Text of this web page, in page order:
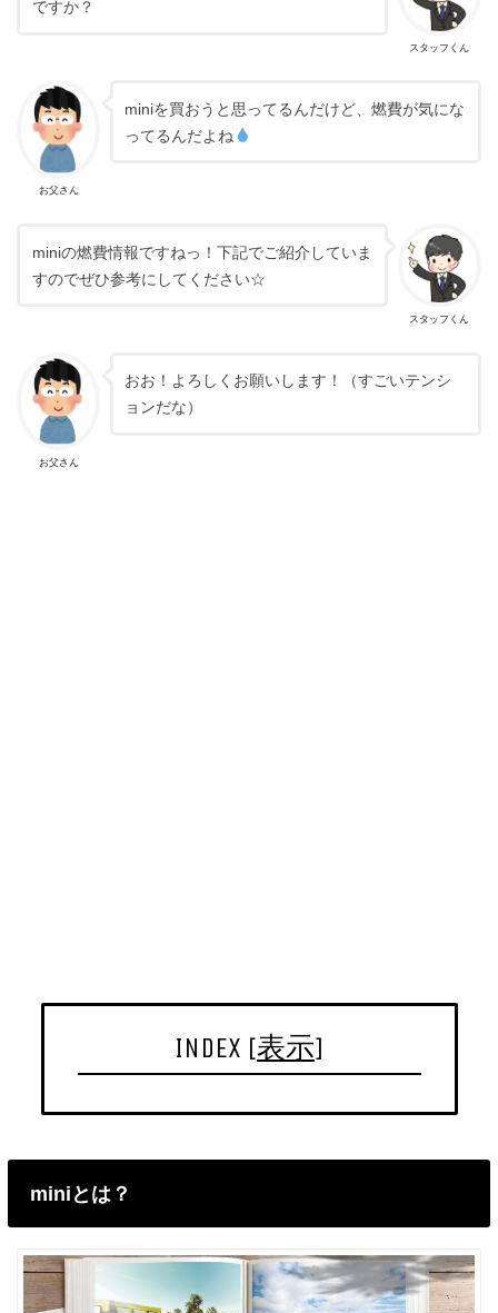
スタッフくん
ですか？
お父さん
miniを買おうと思ってるんだけど、燃費が気にな
ってるんだよね
スタッフくん
miniの燃費情報ですねっ！下記でご紹介していま
すのでぜひ参考にしてください☆
お父さん
おお！よろしくお願いします！（すごいテンシ
ョンだな）
INDEX [表示]
miniとは？